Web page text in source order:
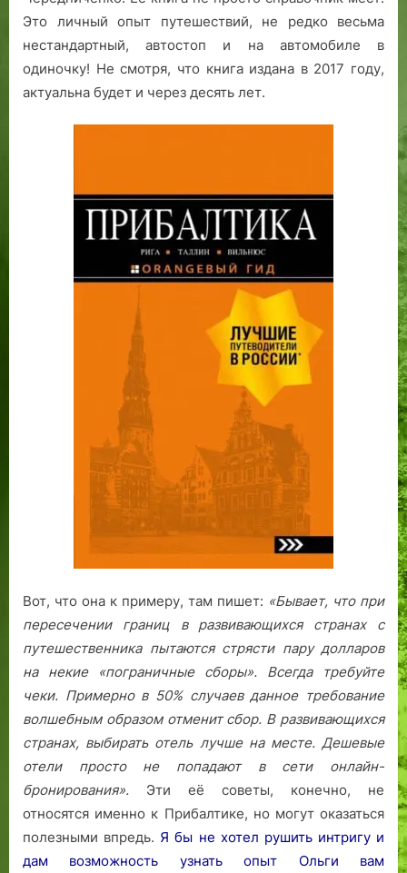
Это личный опыт путешествий, не редко весьма
нестандартный, автостоп и на автомобиле в
одиночку! Не смотря, что книга издана в 2017 году,
актуальна будет и через десять лет.
Вот, что она к примеру, там пишет: «Бывает, что при
пересечении границ в развивающихся странах с
путешественника пытаются стрясти пару долларов
на некие «пограничные сборы». Всегда требуйте
чеки. Примерно в 50% случаев данное требование
волшебным образом отменит сбор. В развивающихся
странах, выбирать отель лучше на месте. Дешевые
отели просто не попадают в сети онлайн-
бронирования». Эти её советы, конечно, не
относятся именно к Прибалтике, но могут оказаться
полезными впредь. Я бы не хотел рушить интригу и
дам возможность узнать опыт Ольги вам